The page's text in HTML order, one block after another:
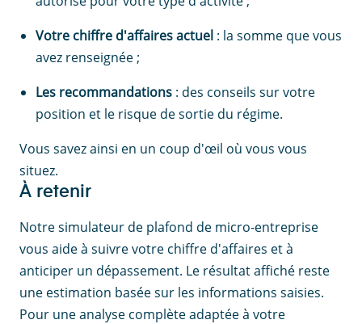
Votre chiffre d'affaires actuel : la somme que vous
avez renseignée ;
Les recommandations : des conseils sur votre
position et le risque de sortie du régime.
Vous savez ainsi en un coup d'œil où vous vous
situez.
À retenir
Notre simulateur de plafond de micro-entreprise
vous aide à suivre votre chiffre d'affaires et à
anticiper un dépassement. Le résultat affiché reste
une estimation basée sur les informations saisies.
Pour une analyse complète adaptée à votre